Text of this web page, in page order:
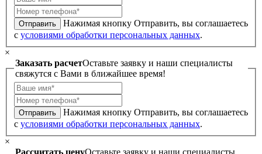
Отправить
Нажимая кнопку Отправить, вы соглашаетесь
с условиями обработки персональных данных.
×
Заказать расчетОставьте заявку и наши специалисты
свяжутся с Вами в ближайшее время!
Отправить
Нажимая кнопку Отправить, вы соглашаетесь
с условиями обработки персональных данных.
×